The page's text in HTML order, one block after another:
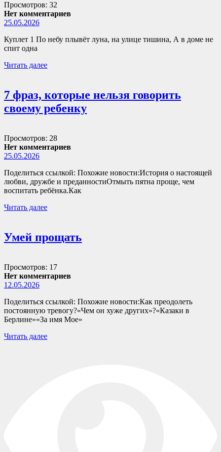
Просмотров: 32
Нет комментариев
25.05.2026
Куплет 1 По небу плывёт луна, на улице тишина, А в доме не
спит одна
Читать далее
7 фраз, которые нельзя говорить
своему ребенку
Просмотров: 28
Нет комментариев
25.05.2026
Поделиться ссылкой: Похожие новости:История о настоящей
любви, дружбе и преданностиОтмыть пятна проще, чем
воспитать ребёнка.Как
Читать далее
Умей прощать
Просмотров: 17
Нет комментариев
12.05.2026
Поделиться ссылкой: Похожие новости:Как преодолеть
постоянную тревогу?«Чем он хуже других»?«Казаки в
Берлине»«За имя Мое»
Читать далее